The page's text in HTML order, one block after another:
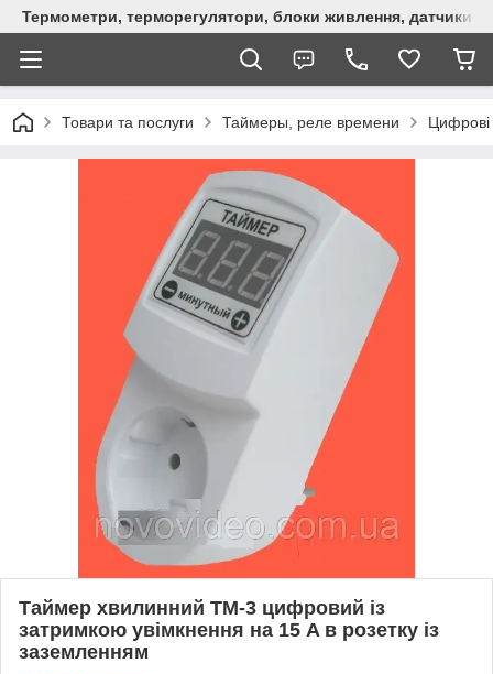
Термометри, терморегулятори, блоки живлення, датчики,
Товари та послуги Таймеры, реле времени Цифрові
Таймер хвилинний ТМ-3 цифровий із
затримкою увімкнення на 15 A в розетку із
заземленням